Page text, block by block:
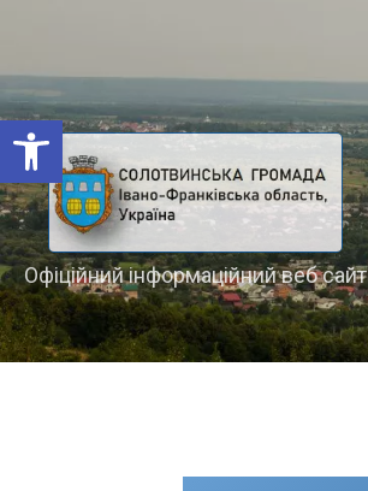
Відкрити Панель інструментів
Офіційний інформаційний веб сайт